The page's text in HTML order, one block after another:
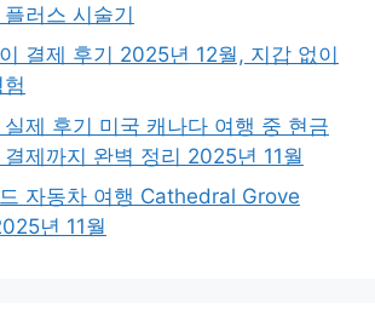
러스 시술기
결제 후기 2025년 12월, 지갑 없이
실제 후기 미국 캐나다 여행 중 현금
제까지 완벽 정리 2025년 11월
자동차 여행 Cathedral Grove
년 11월